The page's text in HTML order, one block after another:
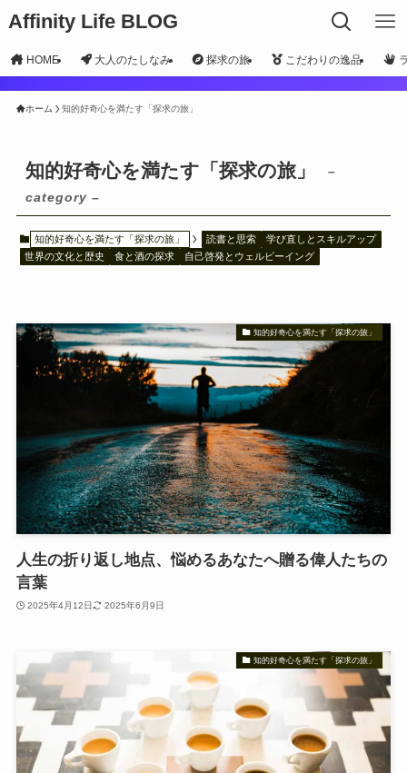
Affinity Life BLOG
HOME 大人のたしなみ 探求の旅 こだわりの逸品
ホーム 知的好奇心を満たす「探求の旅」
知的好奇心を満たす「探求の旅」
–
category –
知的好奇心を満たす「探求の旅」 読書と思索
学び直しとスキルアップ
世界の文化と歴史
食と酒の探求 自己啓発とウェルビーイング
知的好奇心を満たす「探求の旅」
人生の折り返し地点、悩めるあなたへ贈る偉人たちの
言葉
2025年4月12日 2025年6月9日
知的好奇心を満たす「探求の旅」